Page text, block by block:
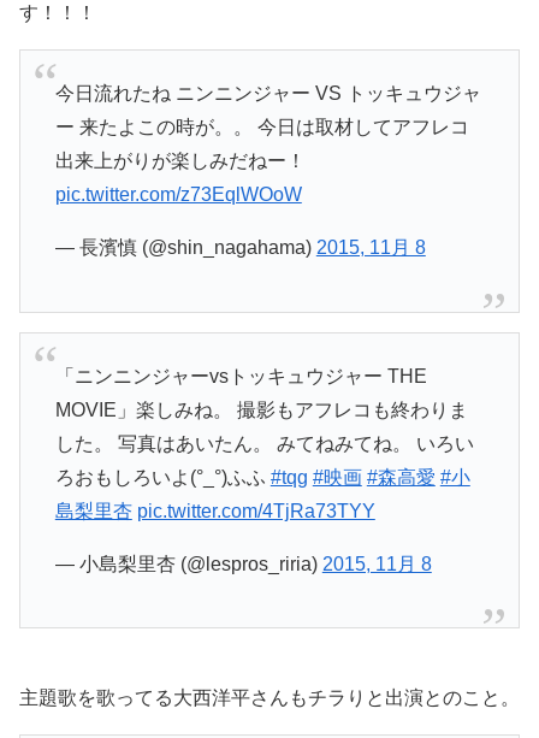
す！！！
今日流れたね ニンニンジャー VS トッキュウジャ
ー 来たよこの時が。。 今日は取材してアフレコ
出来上がりが楽しみだねー！
pic.twitter.com/z73EqlWOoW
— 長濱慎 (@shin_nagahama) 2015, 11月 8
「ニンニンジャーvsトッキュウジャー THE
MOVIE」楽しみね。 撮影もアフレコも終わりま
した。 写真はあいたん。 みてねみてね。 いろい
ろおもしろいよ(°_°)ふふ #tqg #映画 #森高愛 #小
島梨里杏 pic.twitter.com/4TjRa73TYY
— 小島梨里杏 (@lespros_riria) 2015, 11月 8
主題歌を歌ってる大西洋平さんもチラりと出演とのこと。